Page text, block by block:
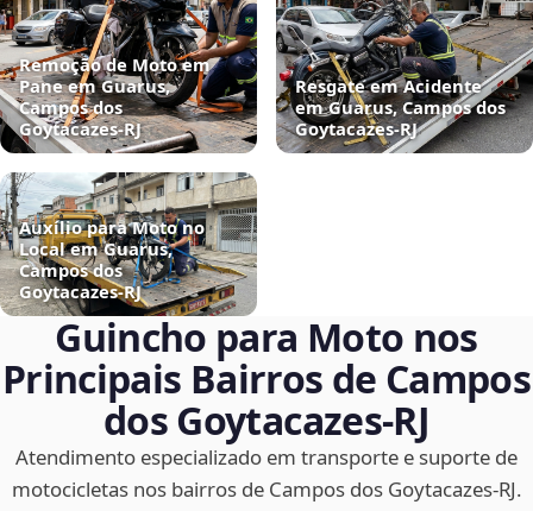
Remoção de Moto em
Pane em Guarus,
Campos dos
Goytacazes‑RJ
Resgate em Acidente
em Guarus, Campos dos
Goytacazes‑RJ
Auxílio para Moto no
Local em Guarus,
Campos dos
Goytacazes‑RJ
Guincho para Moto nos
Principais Bairros de Campos
dos Goytacazes‑RJ
Atendimento especializado em transporte e suporte de
motocicletas nos bairros de Campos dos Goytacazes‑RJ.